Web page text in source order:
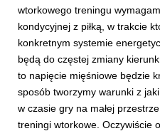
wtorkowego treningu
kondycyjnej z piłką, w trakcie
konkretnym systemie
będą do częstej zmiany
to napięcie mięśniowe będzie
sposób tworzymy warunki z
w czasie gry na małej
treningi wtorkowe. Oczywiście